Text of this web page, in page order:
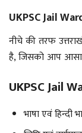
UKPSC Jail
नीचे की तरफ
है, जिसको आप
UKPSC Jail
भाषा एवं हिन्दी